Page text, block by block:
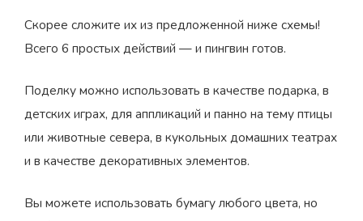
Скорее сложите их из предложенной ниже схемы!
Всего 6 простых действий — и пингвин готов.
Поделку можно использовать в качестве подарка, в
детских играх, для аппликаций и панно на тему птицы
или животные севера, в кукольных домашних театрах
и в качестве декоративных элементов.
Вы можете использовать бумагу любого цвета, но